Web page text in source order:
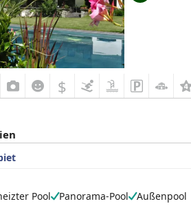
$
Pool
Panorama-Pool
Außenpool